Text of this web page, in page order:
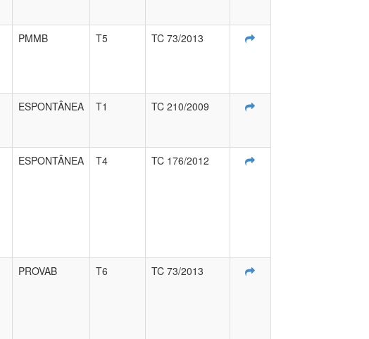
PMMB T5 TC 73/2013
ESPONTÂNEA T1 TC 210/2009
ESPONTÂNEA T4 TC 176/2012
PROVAB T6 TC 73/2013